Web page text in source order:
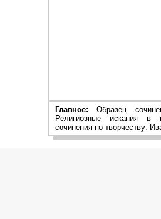
Главное: Образец
Религиозные искания в
сочинения по творчеству: